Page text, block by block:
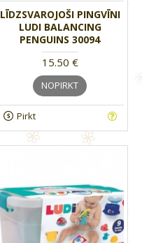
LĪDZSVAROJOŠI PINGVĪNI
LUDI BALANCING
PENGUINS 30094
15.50 €
NOPIRKT
Pirkt